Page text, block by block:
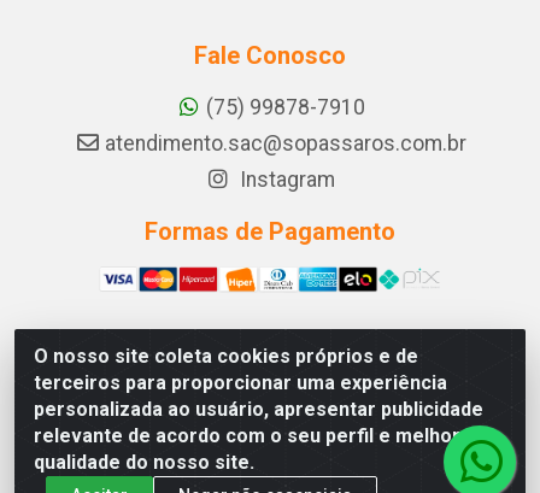
O nosso site coleta cookies próprios e de
terceiros para proporcionar uma experiência
personalizada ao usuário, apresentar publicidade
relevante de acordo com o seu perfil e melhorar a
qualidade do nosso site.
Fale Conosco
(75) 99878-7910
atendimento.sac@sopassaros.com.br
Instagram
Formas de Pagamento
A PINA DOS SANTOS DELEZZOTTE LTDA - RODOVIA BA
233, 27 - ZONA RURAL, ITABERABA/BA - CEP 46.880-
000 - CNPJ 30.578.948/0001-90